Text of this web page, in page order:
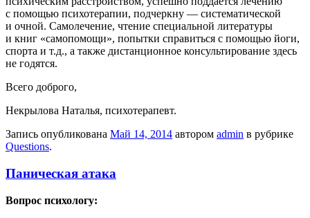
с помощью психотерапии, подчеркну — систематической
и очной. Самолечение, чтение специальной литературы
и книг «самопомощи», попытки справиться с помощью йоги,
спорта и т.д., а также дистанционное консультирование здесь
не годятся.
Всего доброго,
Некрылова Наталья, психотерапевт.
Запись опубликована Май 14, 2014 автором admin в рубрике
Questions.
Паническая атака
Вопрос психологу: